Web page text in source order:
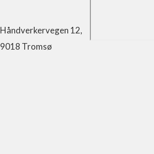
Håndverkervegen 12,
9018 Tromsø